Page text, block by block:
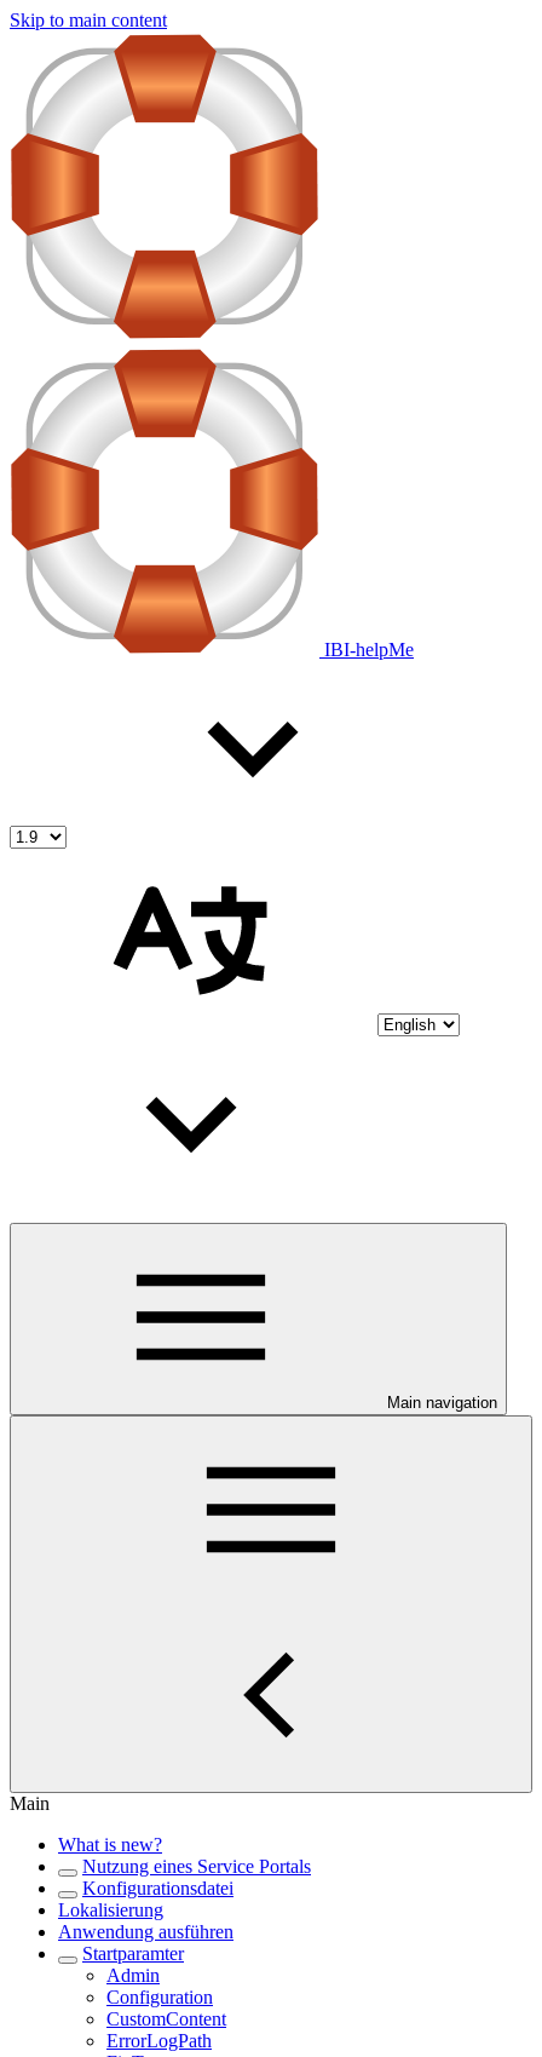
Skip to main content
IBI-helpMe
Main navigation
Main
What is new?
Nutzung eines Service Portals
Konfigurationsdatei
Lokalisierung
Anwendung ausführen
Startparamter
Admin
Configuration
CustomContent
ErrorLogPath